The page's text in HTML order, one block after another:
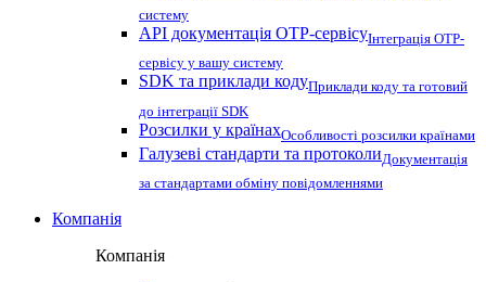
систему
API документація OTP-сервісуІнтеграція OTP-
сервісу у вашу систему
SDK та приклади кодуПриклади коду та готовий
до інтеграції SDK
Розсилки у країнахОсобливості розсилки країнами
Галузеві стандарти та протоколиДокументація
за стандартами обміну повідомленнями
Компанія
Компанія